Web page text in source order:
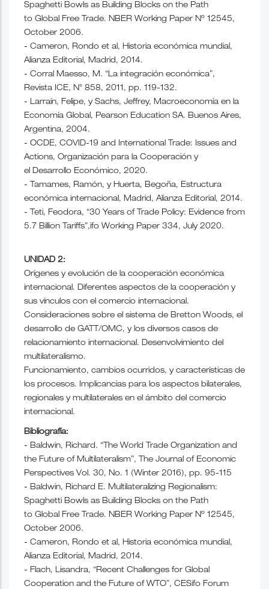
Spaghetti Bowls as Building Blocks on the Path
to Global Free Trade. NBER Working Paper Nº 12545,
October 2006.
- Cameron, Rondo et al, Historia económica mundial,
Alianza Editorial, Madrid, 2014.
- Corral Maesso, M. “La integración económica”,
Revista ICE, N° 858, 2011, pp. 119-132.
- Larraín, Felipe, y Sachs, Jeffrey, Macroeconomía en la
Economía Global, Pearson Education SA. Buenos Aires,
Argentina, 2004.
- OCDE, COVID-19 and International Trade: Issues and
Actions, Organización para la Cooperación y
el Desarrollo Económico, 2020.
- Tamames, Ramón, y Huerta, Begoña, Estructura
económica internacional, Madrid, Alianza Editorial, 2014.
- Teti, Feodora, “30 Years of Trade Policy: Evidence from
5.7 Billion Tariffs”,ifo Working Paper 334, July 2020.
UNIDAD 2:
Orígenes y evolución de la cooperación económica
internacional. Diferentes aspectos de la cooperación y
sus vínculos con el comercio internacional.
Consideraciones sobre el sistema de Bretton Woods, el
desarrollo de GATT/OMC, y los diversos casos de
relacionamiento internacional. Desenvolvimiento del
multilateralismo.
Funcionamiento, cambios ocurridos, y características de
los procesos. Implicancias para los aspectos bilaterales,
regionales y multilaterales en el ámbito del comercio
internacional.
Bibliografía:
- Baldwin, Richard. “The World Trade Organization and
the Future of Multilateralism”, The Journal of Economic
Perspectives Vol. 30, No. 1 (Winter 2016), pp. 95-115
- Baldwin, Richard E. Multilateralizing Regionalism:
Spaghetti Bowls as Building Blocks on the Path
to Global Free Trade. NBER Working Paper Nº 12545,
October 2006.
- Cameron, Rondo et al, Historia económica mundial,
Alianza Editorial, Madrid, 2014.
- Flach, Lisandra, “Recent Challenges for Global
Cooperation and the Future of WTO”, CESifo Forum